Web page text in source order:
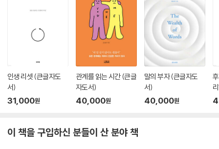
인생 리셋 (큰글자도
서)
31,000원
관계를 읽는 시간 (큰글
자도서)
40,000원
말의 부자 (큰글자도
서)
40,000원
이 책을 구입하신 분들이 산 분야 책